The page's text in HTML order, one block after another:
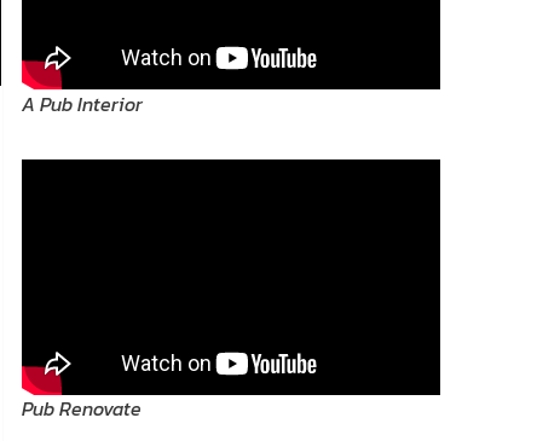
A Pub Interior
Pub Renovate